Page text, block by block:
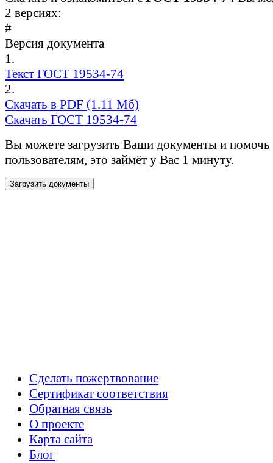
2 версиях:
#
Версия документа
1.
Текст ГОСТ 19534-74
2.
Скачать в PDF (1.11 Мб)
Скачать ГОСТ 19534-74
Вы можете загрузить Ваши документы и
пользователям, это займёт у Вас 1 минуту.
Загрузить документы
Сделать пожертвование
Сертификат соответствия
Обратная связь
О проекте
Карта сайта
Блог